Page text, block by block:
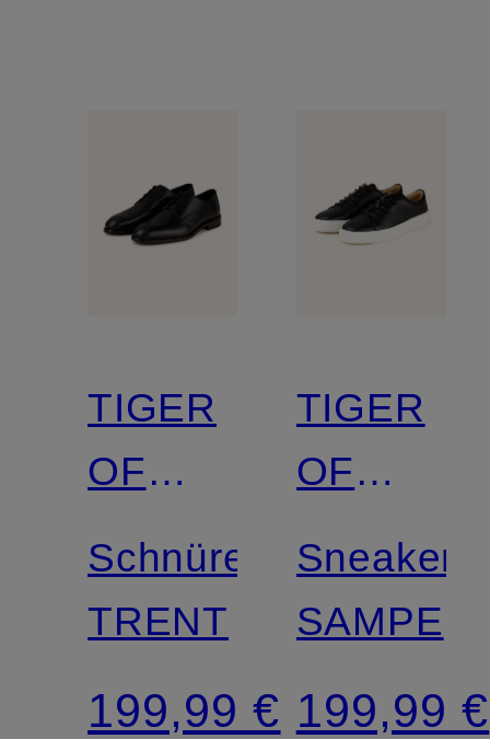
TIGER
OF
SWEDEN
Schnürer
TRENT
199,99 €
TIGER
OF
SWEDEN
Sneaker
SAMPE
199,99 €